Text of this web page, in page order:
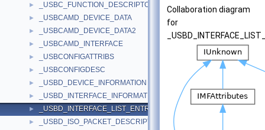
► _USBC_FUNCTION_DESCRIPTOR
► _USBCAMD_DEVICE_DATA
► _USBCAMD_DEVICE_DATA2
► _USBCAMD_INTERFACE
► _USBCONFIGATTRIBS
► _USBCONFIGDESC
► _USBD_DEVICE_INFORMATION
► _USBD_INTERFACE_INFORMATION
► _USBD_INTERFACE_LIST_ENTRY
► _USBD_ISO_PACKET_DESCRIPTOR
Collaboration diagram
for